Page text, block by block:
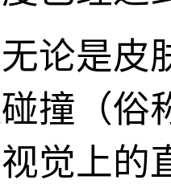
论是皮
撞（俗
觉上的